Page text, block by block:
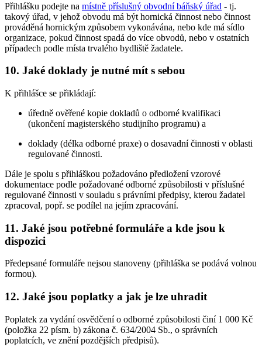
Přihlášku podejte na místně příslušný obvodní báňský úřad - tj.
takový úřad, v jehož obvodu má být hornická činnost nebo činnost
prováděná hornickým způsobem vykonávána, nebo kde má sídlo
organizace, pokud činnost spadá do více obvodů, nebo v ostatních
případech podle místa trvalého bydliště žadatele.
10. Jaké doklady je nutné mít s sebou
K přihlášce se přikládají:
úředně ověřené kopie dokladů o odborné kvalifikaci
(ukončení magisterského studijního programu) a
doklady (délka odborné praxe) o dosavadní činnosti v oblasti
regulované činnosti.
Dále je spolu s přihláškou požadováno předložení vzorové
dokumentace podle požadované odborné způsobilosti v příslušné
regulované činnosti v souladu s právními předpisy, kterou žadatel
zpracoval, popř. se podílel na jejím zpracování.
11. Jaké jsou potřebné formuláře a kde jsou k
dispozici
Předepsané formuláře nejsou stanoveny (přihláška se podává volnou
formou).
12. Jaké jsou poplatky a jak je lze uhradit
Poplatek za vydání osvědčení o odborné způsobilosti činí 1 000 Kč
(položka 22 písm. b) zákona č. 634/2004 Sb., o správních
poplatcích, ve znění pozdějších předpisů).